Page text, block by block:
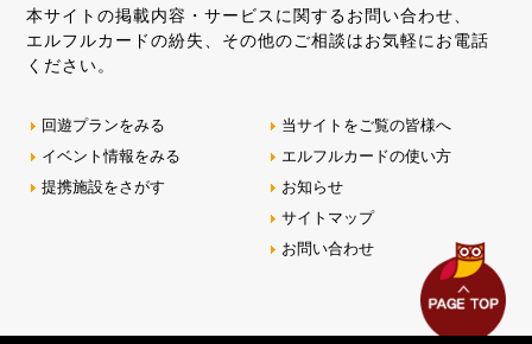
本サイトの掲載内容・サービスに関するお問い合わせ、
エルフルカードの紛失、その他のご相談はお気軽にお電話
ください。
回遊プランをみる
イベント情報をみる
提携施設をさがす
当サイトをご覧の皆様へ
エルフルカードの使い方
お知らせ
サイトマップ
お問い合わせ